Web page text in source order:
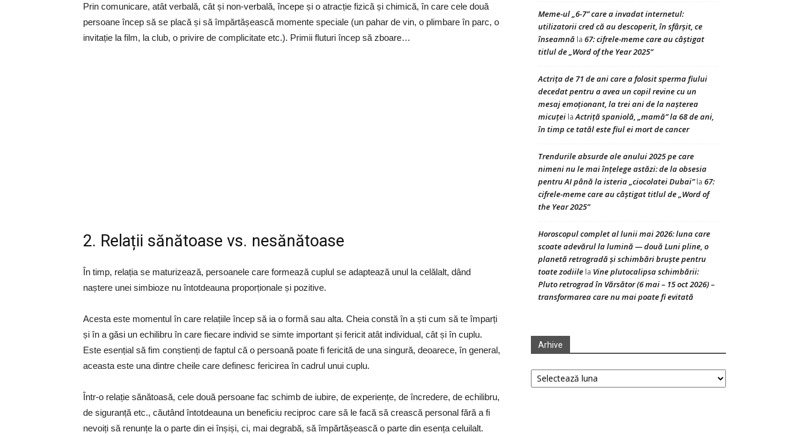
Prin comunicare, atât verbală, cât și non-verbală, începe și o atracție fizică și chimică, în care cele două
persoane încep să se placă și să împărtășească momente speciale (un pahar de vin, o plimbare în parc, o
invitație la film, la club, o privire de complicitate etc.). Primii fluturi încep să zboare…
2. Relații sănătoase vs. nesănătoase
În timp, relația se maturizează, persoanele care formează cuplul se adaptează unul la celălalt, dând
naștere unei simbioze nu întotdeauna proporționale și pozitive.
Acesta este momentul în care relațiile încep să ia o formă sau alta. Cheia constă în a ști cum să te împarți
și în a găsi un echilibru în care fiecare individ se simte important și fericit atât individual, cât și în cuplu.
Este esențial să fim conștienți de faptul că o persoană poate fi fericită de una singură, deoarece, în general,
aceasta este una dintre cheile care definesc fericirea în cadrul unui cuplu.
Într-o relație sănătoasă, cele două persoane fac schimb de iubire, de experiențe, de încredere, de echilibru,
de siguranță etc., căutând întotdeauna un beneficiu reciproc care să le facă să crească personal fără a fi
nevoiți să renunțe la o parte din ei înșiși, ci, mai degrabă, să împărtășească o parte din esența celuilalt.
Meme-ul „6-7” care a invadat internetul:
utilizatorii cred că au descoperit, în sfârșit, ce
înseamnă la 67: cifrele-meme care au câștigat
titlul de „Word of the Year 2025”
Actrița de 71 de ani care a folosit sperma fiului
decedat pentru a avea un copil revine cu un
mesaj emoționant, la trei ani de la nașterea
micuței laActriță spaniolă, „mamă” la 68 de ani,
în timp ce tatăl este fiul ei mort de cancer
Trendurile absurde ale anului 2025 pe care
nimeni nu le mai înțelege astăzi: de la obsesia
pentru AI până la isteria „ciocolatei Dubai”la 67:
cifrele-meme care au câștigat titlul de „Word of
the Year 2025”
Horoscopul complet al lunii mai 2026: luna care
scoate adevărul la lumină — două Luni pline, o
planetă retrogradă și schimbări bruște pentru
toate zodiile la Vine plutocalipsa schimbării:
Pluto retrograd în Vărsător (6 mai – 15 oct 2026) –
transformarea care nu mai poate fi evitată
Arhive
Arhive